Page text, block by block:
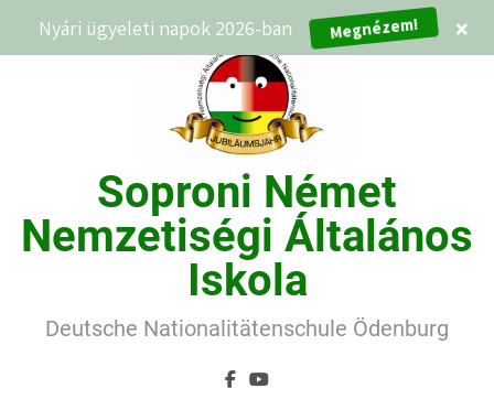
Soproni Német
Nemzetiségi Általános
Iskola
Deutsche Nationalitätenschule Ödenburg
Nyári ügyeleti napok 2026-ban Megnézem! ×